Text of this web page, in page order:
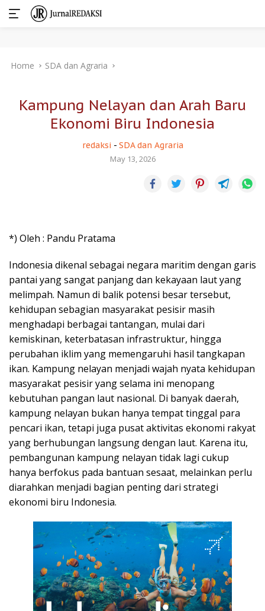
Home SDA dan Agraria
Kampung Nelayan dan Arah Baru
Ekonomi Biru Indonesia
redaksi - SDA dan Agraria
May 13, 2026
*) Oleh : Pandu Pratama
Indonesia dikenal sebagai negara maritim dengan garis
pantai yang sangat panjang dan kekayaan laut yang
melimpah. Namun di balik potensi besar tersebut,
kehidupan sebagian masyarakat pesisir masih
menghadapi berbagai tantangan, mulai dari
kemiskinan, keterbatasan infrastruktur, hingga
perubahan iklim yang memengaruhi hasil tangkapan
ikan. Kampung nelayan menjadi wajah nyata kehidupan
masyarakat pesisir yang selama ini menopang
kebutuhan pangan laut nasional. Di banyak daerah,
kampung nelayan bukan hanya tempat tinggal para
pencari ikan, tetapi juga pusat aktivitas ekonomi rakyat
yang berhubungan langsung dengan laut. Karena itu,
pembangunan kampung nelayan tidak lagi cukup
hanya berfokus pada bantuan sesaat, melainkan perlu
diarahkan menjadi bagian penting dari strategi
ekonomi biru Indonesia.